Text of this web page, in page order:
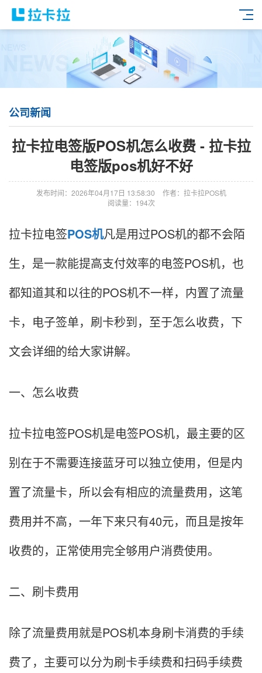
公司新闻
拉卡拉电签版POS机怎么收费 - 拉卡拉
电签版pos机好不好
发布时间：2026年04月17日 13:58:30
作者：拉卡拉POS机
阅读量：194次
拉卡拉电签POS机凡是用过POS机的都不会陌
生，是一款能提高支付效率的电签POS机，也
都知道其和以往的POS机不一样，内置了流量
卡，电子签单，刷卡秒到，至于怎么收费，下
文会详细的给大家讲解。
一、怎么收费
拉卡拉电签POS机是电签POS机，最主要的区
别在于不需要连接蓝牙可以独立使用，但是内
置了流量卡，所以会有相应的流量费用，这笔
费用并不高，一年下来只有40元，而且是按年
收费的，正常使用完全够用户消费使用。
二、刷卡费用
除了流量费用就是POS机本身刷卡消费的手续
费了，主要可以分为刷卡手续费和扫码手续费